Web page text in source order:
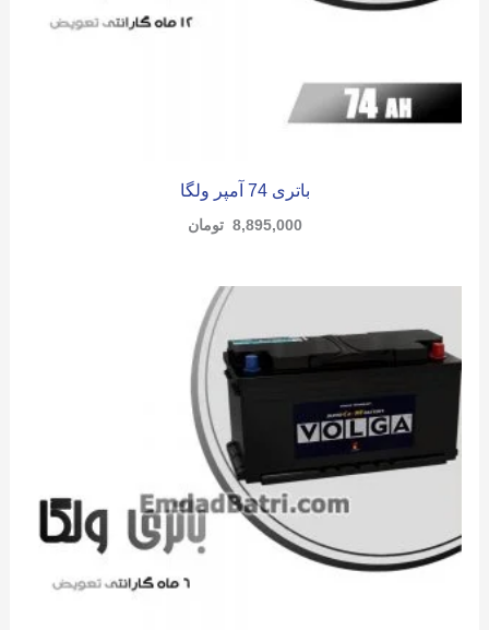
باتری 74 آمپر ولگا
8,895,000 تومان